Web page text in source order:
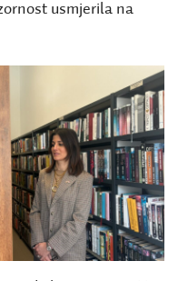
usmjerila na